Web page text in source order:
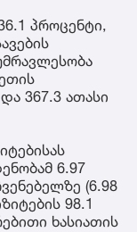
პროცენტი,
367.3 ათასი
6.97
(6.98
98.1
ხასიათის